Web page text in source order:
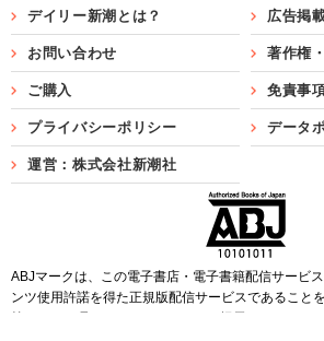
デイリー新潮とは？ 広告掲
お問い合わせ 著作権
ご購入 免責事
プライバシーポリシー データ
運営：株式会社新潮社
ABJマークは、この電子書店・電子書籍配信サービ
ンツ使用許諾を得た正規版配信サービスであること
第6091713号）です。ABJマークを掲示しているサー